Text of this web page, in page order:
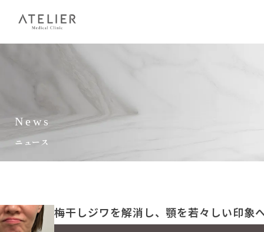
News
ニュース
梅干しジワを解消し、顎を若々しい印象